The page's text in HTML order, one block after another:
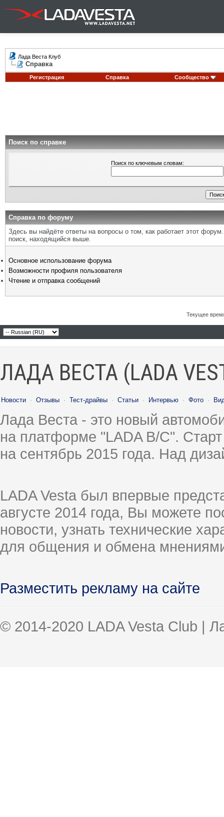
Лада Веста Клуб
Справка
Регистрация Справка Сообщество
Поиск по справке
Поиск по ключевым словам:
Справка по форуму
Здесь вы найдёте ответы на вопросы о том, как работает этот
поиск, находящийся выше.
Основное использование форума
Возможности профиля пользователя
Чтение и отправка сообщений
Текущее
ЛАДА ВЕСТА (LADA
Новости · Отзывы · Тест-драйвы · Статьи · Интервью · Фото ·
Лада Веста - это новый
на платформе "LADA B/C".
на сентябрь 2015 года. Над
LADA Vesta был впервые
августе 2014 года, Вы можете
новости, узнать технические
для общения и обмена
Разместить рекламу на сайте
© 2014-2020 LADA Vesta Club |